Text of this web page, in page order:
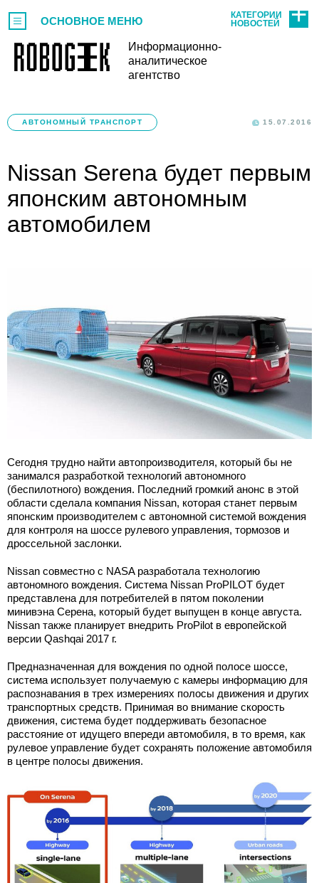
Информационно-
аналитическое
агентство
ОСНОВНОЕ МЕНЮ
КАТЕГОРИИ
НОВОСТЕЙ
АВТОНОМНЫЙ ТРАНСПОРТ 15.07.2016
Nissan Serena будет первым
японским автономным
автомобилем
Сегодня трудно найти автопроизводителя, который бы не
занимался разработкой технологий автономного
(беспилотного) вождения. Последний громкий анонс в этой
области сделала компания Nissan, которая станет первым
японским производителем с автономной системой вождения
для контроля на шоссе рулевого управления, тормозов и
дроссельной заслонки.
Nissan cовместно с NASA разработала технологию
автономного вождения. Система Nissan ProPILOT будет
представлена для потребителей в пятом поколении
минивэна Серена, который будет выпущен в конце августа.
Nissan также планирует внедрить ProPilot в европейской
версии Qashqai 2017 г.
Предназначенная для вождения по одной полосе шоссе,
система использует получаемую с камеры информацию для
распознавания в трех измерениях полосы движения и других
транспортных средств. Принимая во внимание скорость
движения, система будет поддерживать безопасное
расстояние от идущего впереди автомобиля, в то время, как
рулевое управление будет сохранять положение автомобиля
в центре полосы движения.